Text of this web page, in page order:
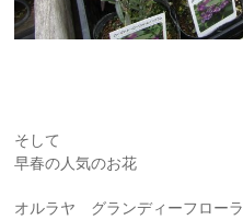
そして
早春の人気のお花
オルラヤ グランディーフローラ